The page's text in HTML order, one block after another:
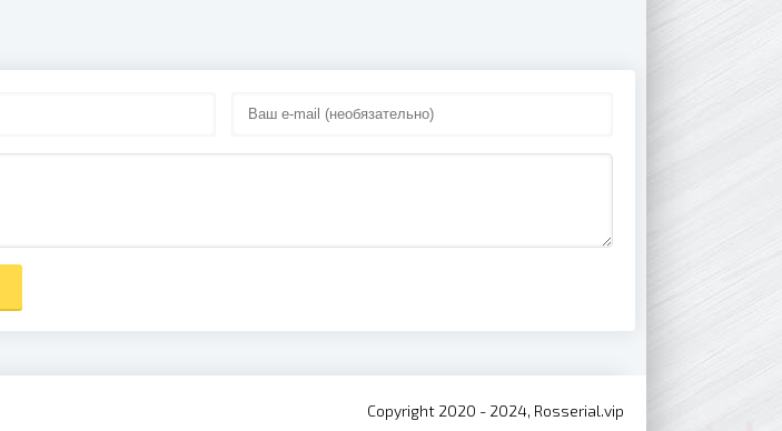
Copyright 2020 - 2024, Rosserial.vip